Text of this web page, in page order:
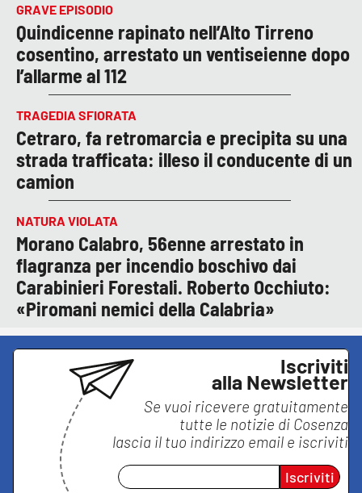
GRAVE EPISODIO
Quindicenne rapinato nell’Alto Tirreno
cosentino, arrestato un ventiseienne dopo
l’allarme al 112
TRAGEDIA SFIORATA
Cetraro, fa retromarcia e precipita su una
strada trafficata: illeso il conducente di un
camion
NATURA VIOLATA
Morano Calabro, 56enne arrestato in
flagranza per incendio boschivo dai
Carabinieri Forestali. Roberto Occhiuto:
«Piromani nemici della Calabria»
Iscriviti
alla Newsletter
Se vuoi ricevere gratuitamente
tutte le notizie di Cosenza
lascia il tuo indirizzo email e iscriviti
Iscriviti